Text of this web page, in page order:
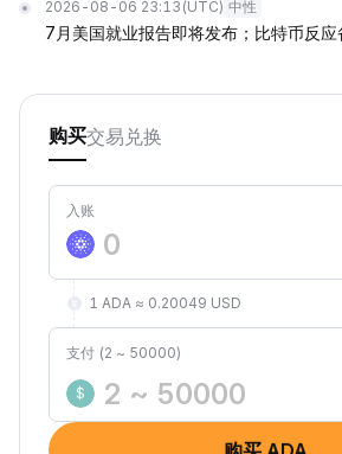
2026-08-06 23:13 (UTC) 中性
7月美国就业报告即将发布；比特币反应
购买交易 兑换
入账
1 ADA ≈ 0.20049 USD
支付 (2 ~ 50000)
$